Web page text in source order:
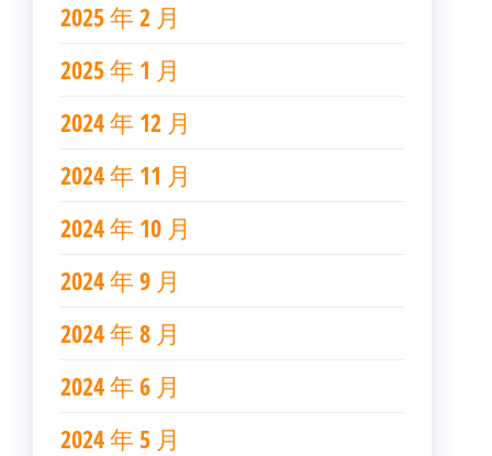
2025 年 2 月
2025 年 1 月
2024 年 12 月
2024 年 11 月
2024 年 10 月
2024 年 9 月
2024 年 8 月
2024 年 6 月
2024 年 5 月